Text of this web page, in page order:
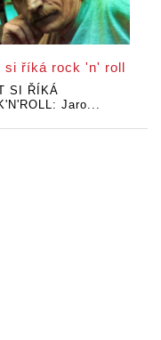
si říká rock 'n' roll
SI ŘÍKÁ
Jaro...